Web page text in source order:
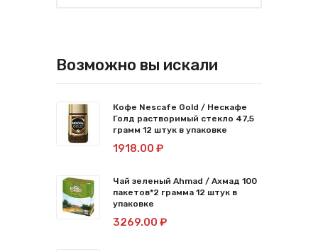
Возможно вы искали
Кофе Nescafe Gold / Нескафе
Голд растворимый стекло 47,5
грамм 12 штук в упаковке
1918.00 ₽
Чай зеленый Ahmad / Ахмад 100
пакетов*2 грамма 12 штук в
упаковке
3269.00 ₽